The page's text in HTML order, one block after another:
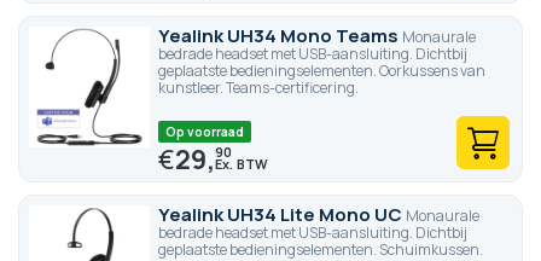
Yealink UH34 Mono Teams Monaurale
bedrade headset met USB-aansluiting. Dichtbij
geplaatste bedieningselementen. Oorkussens van
kunstleer. Teams-certificering.
Op voorraad
€29,90
Yealink UH34 Lite Mono UC Monaurale
bedrade headset met USB-aansluiting. Dichtbij
geplaatste bedieningselementen. Schuimkussen.